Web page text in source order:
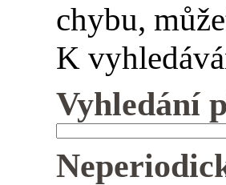
chybu,
K
Vyhledání